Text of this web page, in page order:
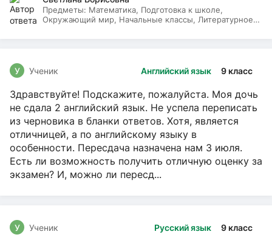
Предметы: Математика, Подготовка к школе,
Окружающий мир, Начальные классы, Литературное
Английский язык 9 класс
У Ученик
Здравствуйте! Подскажите, пожалуйста. Моя дочь
не сдала 2 английский язык. Не успела переписать
из черновика в бланки ответов. Хотя, является
отличницей, а по английскому языку в
особенности. Пересдача назначена нам 3 июля.
Есть ли возможность получить отличную оценку за
экзамен? И, можно ли пересд...
Русский язык 9 класс
У Ученик